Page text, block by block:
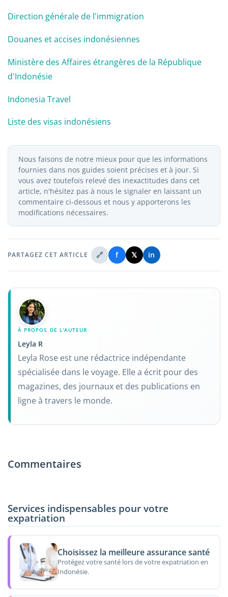
Direction générale de l'immigration
Douanes et accises indonésiennes
Ministère des Affaires étrangères de la République
d'Indonésie
Indonesia Travel
Liste des visas indonésiens
Nous faisons de notre mieux pour que les informations
fournies dans nos guides soient précises et à jour. Si
vous avez toutefois relevé des inexactitudes dans cet
article, n'hésitez pas à nous le signaler en laissant un
commentaire ci-dessous et nous y apporterons les
modifications nécessaires.
PARTAGEZ CET ARTICLE 🔗 f 𝕏 in
À PROPOS DE L'AUTEUR
Leyla R
Leyla Rose est une rédactrice indépendante
spécialisée dans le voyage. Elle a écrit pour des
magazines, des journaux et des publications en
ligne à travers le monde.
Commentaires
Services indispensables pour votre
expatriation
Choisissez la meilleure assurance santé
Protégez votre santé lors de votre expatriation en
Indonésie.